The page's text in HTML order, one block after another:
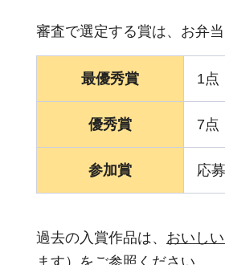
審査で選定する賞は、お弁
最優秀賞 1点
優秀賞 7点
参加賞 応
過去の入賞作品は、 おいし
ます） をご参照ください。